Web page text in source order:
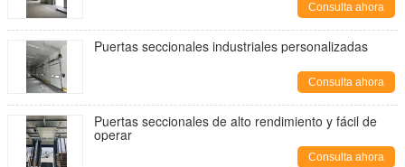
Consulta ahora
Puertas seccionales industriales personalizadas
Consulta ahora
Puertas seccionales de alto rendimiento y fácil de
operar
Consulta ahora